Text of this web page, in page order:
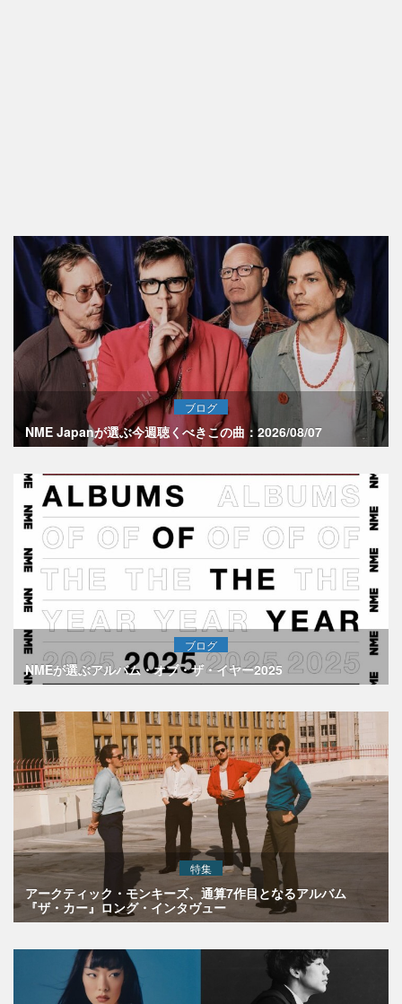
ブログ
NME Japanが選ぶ今週聴くべきこの曲：2026/08/07
ブログ
NMEが選ぶアルバム・オブ・ザ・イヤー2025
特集
アークティック・モンキーズ、通算7作目となるアルバム
『ザ・カー』ロング・インタヴュー